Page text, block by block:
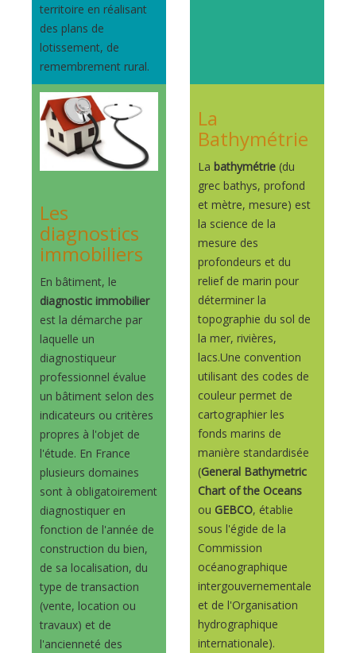
territoire en réalisant
des plans de
lotissement, de
remembrement rural.
Les
diagnostics
immobiliers
En bâtiment, le
diagnostic immobilier
est la démarche par
laquelle un
diagnostiqueur
professionnel évalue
un bâtiment selon des
indicateurs ou critères
propres à l'objet de
l'étude. En France
plusieurs domaines
sont à obligatoirement
diagnostiquer en
fonction de l'année de
construction du bien,
de sa localisation, du
type de transaction
(vente, location ou
travaux) et de
l'ancienneté des
La
Bathymétrie
La bathymétrie (du
grec bathys, profond
et mètre, mesure) est
la science de la
mesure des
profondeurs et du
relief de marin pour
déterminer la
topographie du sol de
la mer, rivières,
lacs.Une convention
utilisant des codes de
couleur permet de
cartographier les
fonds marins de
manière standardisée
(General Bathymetric
Chart of the Oceans
ou GEBCO, établie
sous l'égide de la
Commission
océanographique
intergouvernementale
et de l'Organisation
hydrographique
internationale).